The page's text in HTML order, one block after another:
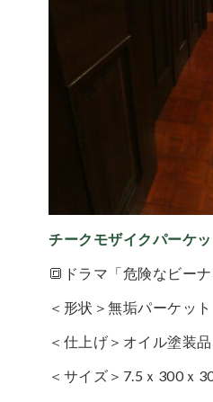
チークモザイクパーケッ
🔳ドラマ「危険なビーナ
＜形状＞無垢パーケッ
＜仕上げ＞オイル塗装品
＜サイズ＞7.5ｘ300ｘ